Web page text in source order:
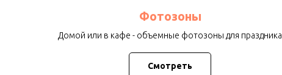
Фотозоны
Домой или в кафе - объемные фотозоны для праздника
Смотреть